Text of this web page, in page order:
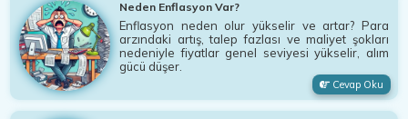
Neden Enflasyon Var?
Enflasyon neden olur yükselir ve artar? Para
arzındaki artış, talep fazlası ve maliyet şokları
nedeniyle fiyatlar genel seviyesi yükselir, alım
gücü düşer.
Cevap Oku